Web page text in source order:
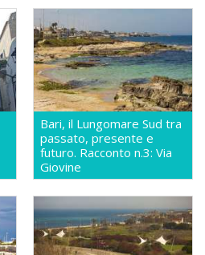
Bari, il Lungomare Sud tra
passato, presente e
futuro. Racconto n.3: Via
Giovine